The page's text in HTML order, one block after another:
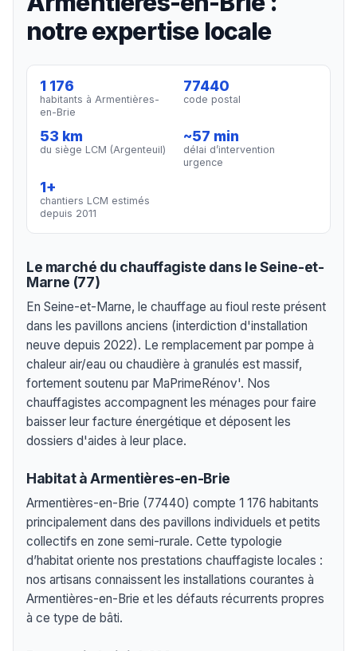
notre expertise locale
1 176
habitants à Armentières-
en-Brie
77440
code postal
53 km
du siège LCM (Argenteuil)
~57 min
délai d’intervention
urgence
1+
chantiers LCM estimés
depuis 2011
Le marché du chauffagiste dans le Seine-et-
Marne (77)
En Seine-et-Marne, le chauffage au fioul reste présent
dans les pavillons anciens (interdiction d'installation
neuve depuis 2022). Le remplacement par pompe à
chaleur air/eau ou chaudière à granulés est massif,
fortement soutenu par MaPrimeRénov'. Nos
chauffagistes accompagnent les ménages pour faire
baisser leur facture énergétique et déposent les
dossiers d'aides à leur place.
Habitat à Armentières-en-Brie
Armentières-en-Brie (77440) compte 1 176 habitants
principalement dans des pavillons individuels et petits
collectifs en zone semi-rurale. Cette typologie
d’habitat oriente nos prestations chauffagiste locales :
nos artisans connaissent les installations courantes à
Armentières-en-Brie et les défauts récurrents propres
à ce type de bâti.